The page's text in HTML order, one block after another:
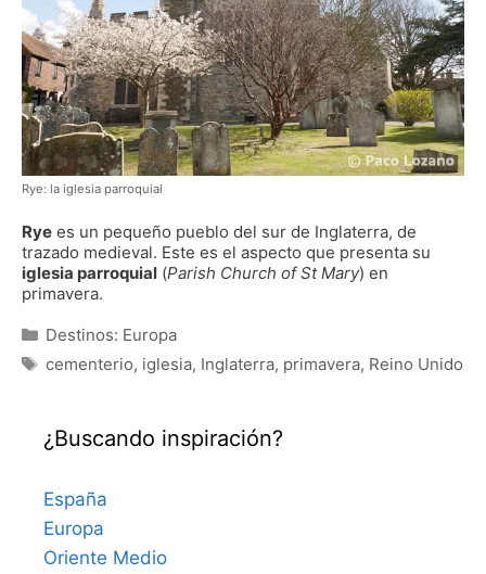
Rye: la iglesia parroquial
Rye es un pequeño pueblo del sur de Inglaterra, de
trazado medieval. Este es el aspecto que presenta su
iglesia parroquial (Parish Church of St Mary) en
primavera.
Categorías
Destinos: Europa
Etiquetas
cementerio, iglesia, Inglaterra, primavera, Reino Unido
¿Buscando inspiración?
España
Europa
Oriente Medio